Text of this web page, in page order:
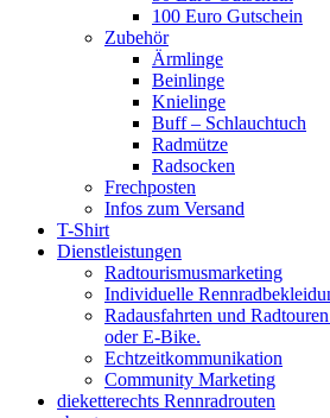
100 Euro Gutschein
Zubehör
Ärmlinge
Beinlinge
Knielinge
Buff – Schlauchtuch
Radmütze
Radsocken
Frechposten
Infos zum Versand
T-Shirt
Dienstleistungen
Radtourismusmarketing
Individuelle
Radausfahrten und
oder E-Bike.
Echtzeitkommunikation
Community Marketing
dieketterechts Rennradrouten